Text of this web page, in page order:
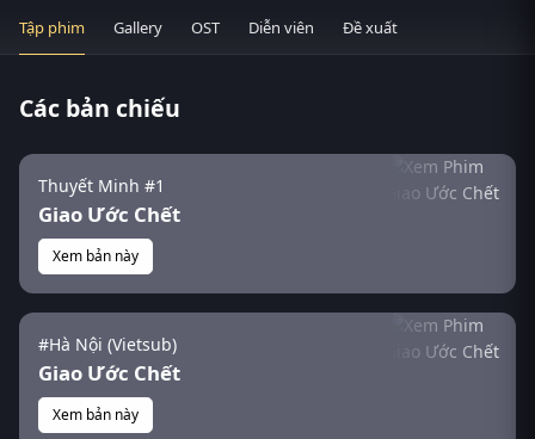
Tập phim Gallery OST Diễn viên Đề xuất
Các bản chiếu
Thuyết Minh #1
Giao Ước Chết
Xem bản này
#Hà Nội (Vietsub)
Giao Ước Chết
Xem bản này